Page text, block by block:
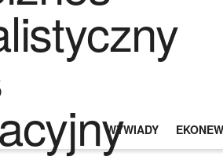
WYWIADY